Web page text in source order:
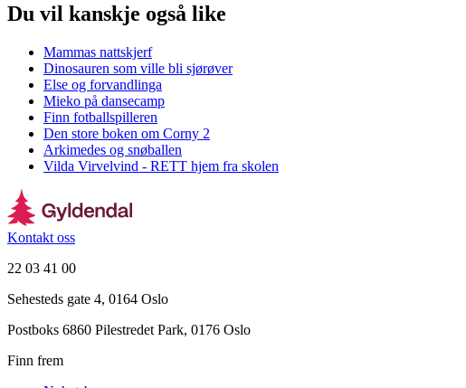
Du vil kanskje også like
Mammas nattskjerf
Dinosauren som ville bli sjørøver
Else og forvandlinga
Mieko på dansecamp
Finn fotballspilleren
Den store boken om Corny 2
Arkimedes og snøballen
Vilda Virvelvind - RETT hjem fra skolen
Kontakt oss
22 03 41 00
Sehesteds gate 4, 0164 Oslo
Postboks 6860 Pilestredet Park, 0176 Oslo
Finn frem